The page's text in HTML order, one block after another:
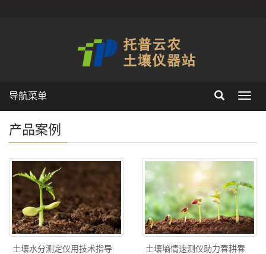
导航菜单
产品案例
土壤水分测定仪用技术指导
土壤墒情速测仪助力春耕春